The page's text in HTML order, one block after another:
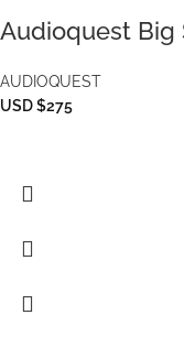
Audioquest Big
AUDIOQUEST
USD $275